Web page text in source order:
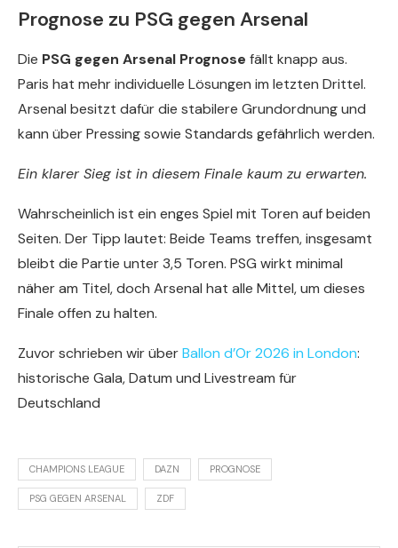
Prognose zu PSG gegen Arsenal
Die PSG gegen Arsenal Prognose fällt knapp aus.
Paris hat mehr individuelle Lösungen im letzten Drittel.
Arsenal besitzt dafür die stabilere Grundordnung und
kann über Pressing sowie Standards gefährlich werden.
Ein klarer Sieg ist in diesem Finale kaum zu erwarten.
Wahrscheinlich ist ein enges Spiel mit Toren auf beiden
Seiten. Der Tipp lautet: Beide Teams treffen, insgesamt
bleibt die Partie unter 3,5 Toren. PSG wirkt minimal
näher am Titel, doch Arsenal hat alle Mittel, um dieses
Finale offen zu halten.
Zuvor schrieben wir überBallon d’Or 2026 in London:
historische Gala, Datum und Livestream für
Deutschland
CHAMPIONS LEAGUE DAZN PROGNOSE
PSG GEGEN ARSENAL ZDF